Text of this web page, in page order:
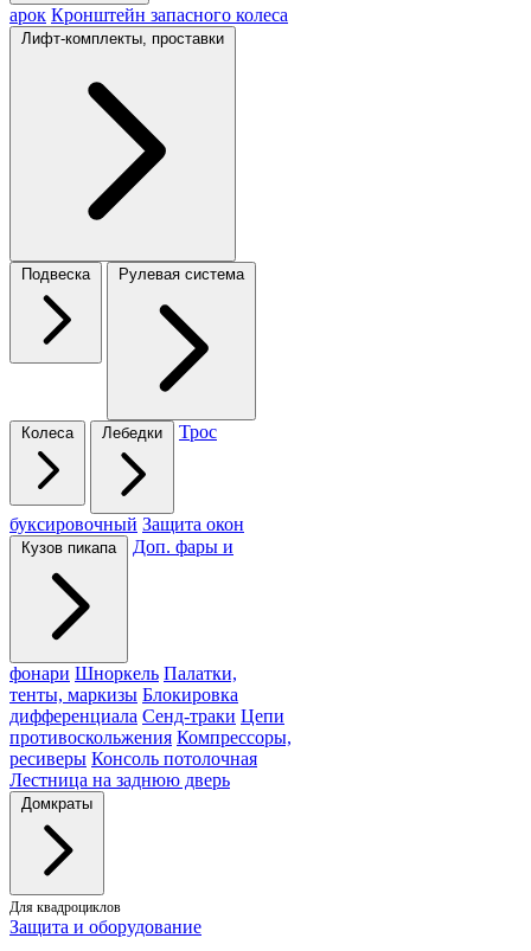
арок Кронштейн запасного колеса
Лифт-комплекты, проставки
Подвеска Рулевая система
Колеса Лебедки Трос
буксировочный Защита окон
Кузов пикапа Доп. фары и
фонари Шноркель Палатки,
тенты, маркизы Блокировка
дифференциала Сенд-траки Цепи
противоскольжения Компрессоры,
ресиверы Консоль потолочная
Лестница на заднюю дверь
Домкраты
Для квадроциклов
Защита и оборудование